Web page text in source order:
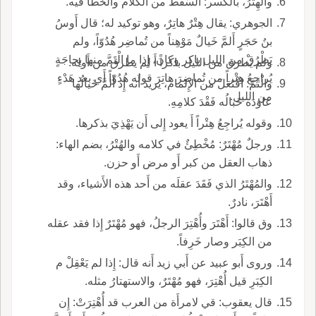
الجوهري: يقال هِتْرٌ هاتِرٌ، وهو توكيد له؛ قال أَوسُ
بنُ حَجَرٍ أَلمَّ خَيالٌ مَوْهِناً من تُماضِر هُدُوّاً، ولم
يَطْرُقْ من الليل باكر وكان، إِذا ما الْتَمَّ منها بِحاجَةٍ
يُراجِعُ هِتْراً من تُماضِرَ هاتِرَ قوله هُدُوّاً أَي بعد هَدْءٍ
من الليل.
ولم يطرق من الليل باكراً أَ لم يطرق من أَوله.
والْتَمَّ: افْتَعَلَ من الإِلمام، يريد أَنه إِذ أَلمَّ خَيالُها
عاوَدَه خَبالُه فَقْدَ كلامِهِ.
وقوله يُراجِعُ هِتْراً أَ يعود إِلى أَن يَهْذِيَ بذكرها.
ورجلٌ مُهْتَرٌ: مُخْطِئٌ في كلامه والهُتْرُ، بضم الهاء:
ذهاب العقل من كبر أَو مرض أَو حزن.
والمُهْتَرُ الذي فَقَدَ عقلَه من أَحد هذه الأَشياء، وقد
أَهْتَرَ، نادرٌ.
وق قالوا: أَهْتَرَ وأُهْتِرَ الرجلُ، فهو مُهْتَرٌ إِذا فقد عقله
من الكِبَر وصار خَرِفاً.
وروى أَبو عبيد عن أَبي زيد أَنه قال: إِذا لم يَعْقِلْ م
الكِبَرِ قيل أُهْتِرَ، فهو مُهْتَرٌ، والاستهتارُ مثله.
قال يعقوب: قي لامرأَة من العرب قد أُهْتِرَتْ: إِن